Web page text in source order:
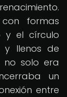
formas
y el círculo
y llenos de
no solo era
un
entre